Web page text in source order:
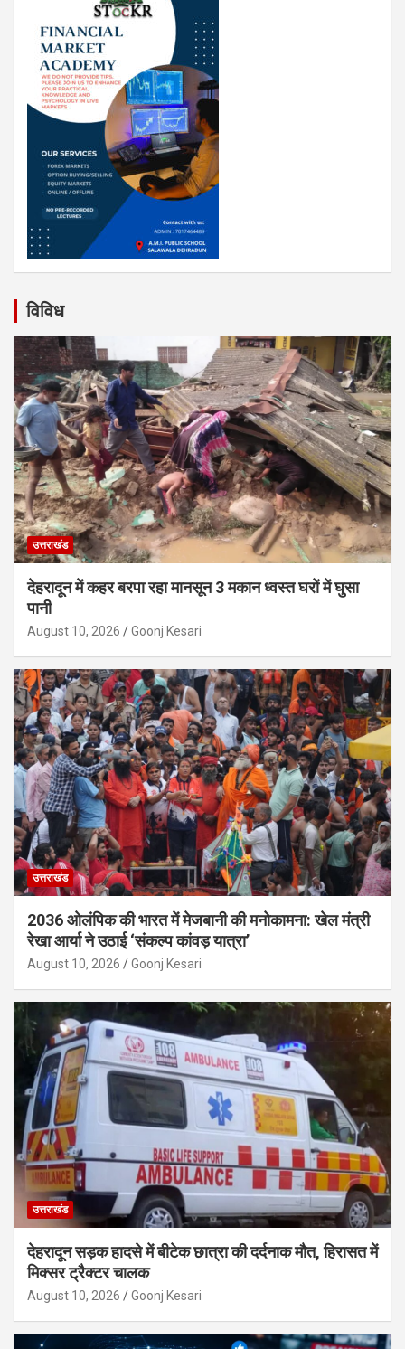
विविध
उत्तराखंड
देहरादून में कहर बरपा रहा मानसून 3 मकान ध्वस्त घरों में घुसा
पानी
August 10, 2026 Goonj Kesari
उत्तराखंड
2036 ओलंपिक की भारत में मेजबानी की मनोकामना: खेल मंत्री
रेखा आर्या ने उठाई ‘संकल्प कांवड़ यात्रा’
August 10, 2026 Goonj Kesari
उत्तराखंड
देहरादून सड़क हादसे में बीटेक छात्रा की दर्दनाक मौत, हिरासत में
मिक्सर ट्रैक्टर चालक
August 10, 2026 Goonj Kesari